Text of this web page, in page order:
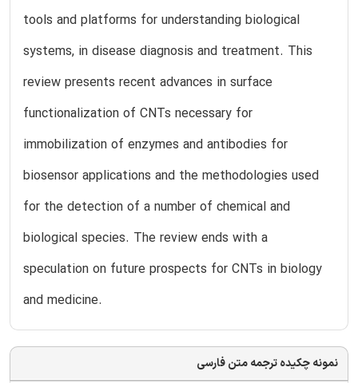
tools and platforms for understanding biological
systems, in disease diagnosis and treatment. This
review presents recent advances in surface
functionalization of CNTs necessary for
immobilization of enzymes and antibodies for
biosensor applications and the methodologies used
for the detection of a number of chemical and
biological species. The review ends with a
speculation on future prospects for CNTs in biology
and medicine.
نمونه چکیده ترجمه متن فارسی